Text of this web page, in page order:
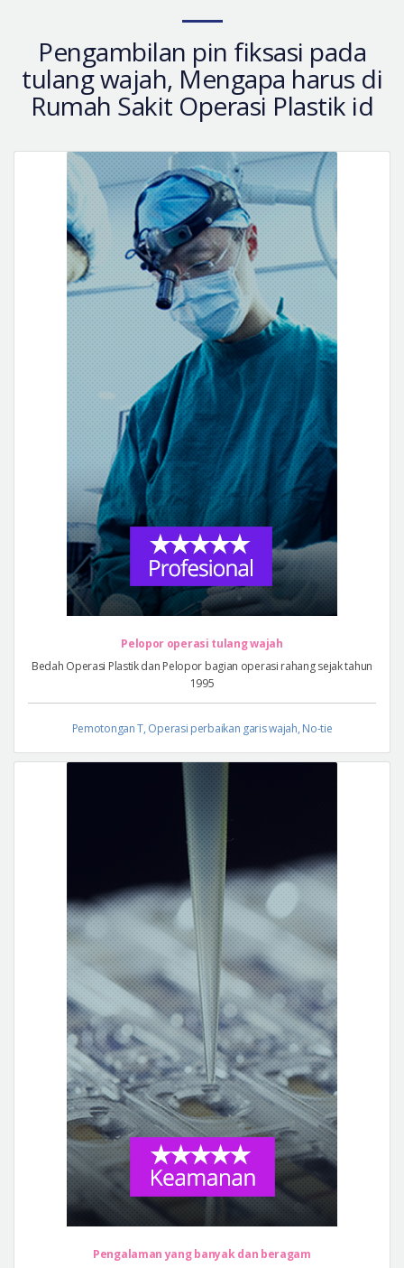
Pengambilan pin fiksasi pada
tulang wajah, Mengapa harus di
Rumah Sakit Operasi Plastik id
Pelopor operasi tulang wajah
Bedah Operasi Plastik dan Pelopor bagian operasi rahang sejak tahun
1995
Pemotongan T, Operasi perbaikan garis wajah, No-tie
Pengalaman yang banyak dan beragam